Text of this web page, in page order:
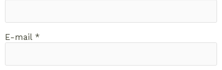
E-mail *